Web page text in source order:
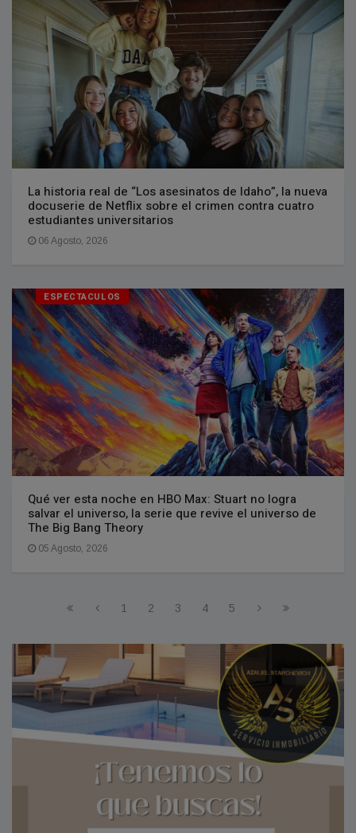
La historia real de “Los asesinatos de Idaho”, la nueva
docuserie de Netflix sobre el crimen contra cuatro
estudiantes universitarios
06 Agosto, 2026
ESPECTACULOS
Qué ver esta noche en HBO Max: Stuart no logra
salvar el universo, la serie que revive el universo de
The Big Bang Theory
05 Agosto, 2026
1 2 3 4 5